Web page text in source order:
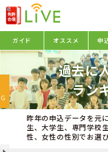
ガイド オススメ 申
過去に
ラン
昨年の申込データを元
生、大学生、専門学校
性、女性の性別でお選